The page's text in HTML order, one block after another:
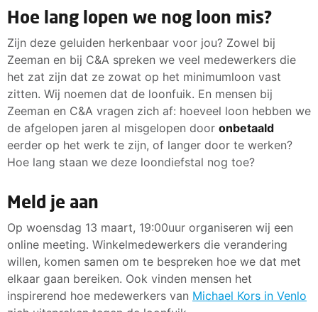
Hoe lang lopen we nog loon mis?
Zijn deze geluiden herkenbaar voor jou? Zowel bij
Zeeman en bij C&A spreken we veel medewerkers die
het zat zijn dat ze zowat op het minimumloon vast
zitten. Wij noemen dat de loonfuik. En mensen bij
Zeeman en C&A vragen zich af: hoeveel loon hebben we
de afgelopen jaren al misgelopen door onbetaald
eerder op het werk te zijn, of langer door te werken?
Hoe lang staan we deze loondiefstal nog toe?
Meld je aan
Op woensdag 13 maart, 19:00uur organiseren wij een
online meeting. Winkelmedewerkers die verandering
willen, komen samen om te bespreken hoe we dat met
elkaar gaan bereiken. Ook vinden mensen het
inspirerend hoe medewerkers van Michael Kors in Venlo